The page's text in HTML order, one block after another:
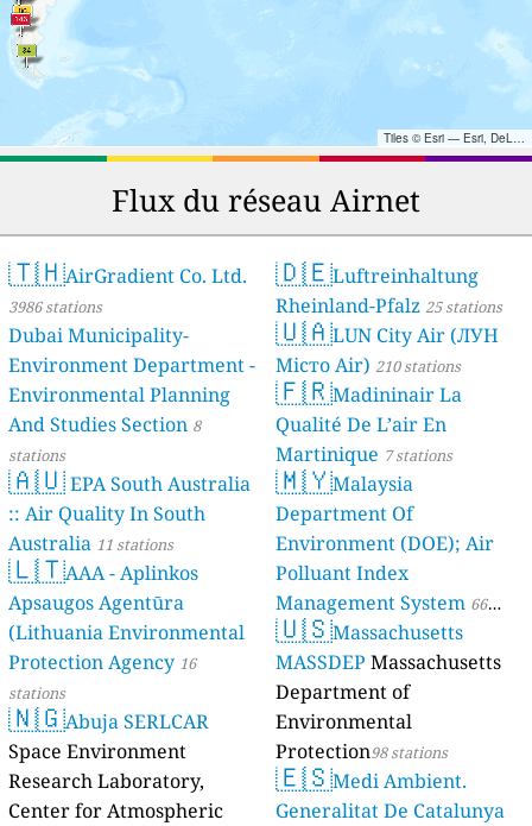
Tiles © Esri — Esri, DeLorme, NAVTEQ, TomTom, Intermap, iPC, USGS, FAO, NPS, NRCAN, GeoBase, Kadaster NL, Ordnance Survey, Esri Japan, METI, Esri China (Hong Kong), and the GIS User Community
Flux du réseau Airnet
🇹🇭AirGradient Co. Ltd.
3986 stations
Dubai Municipality-
Environment Department -
Environmental Planning
And Studies Section 8
stations
🇦🇺EPA South Australia
:: Air Quality In South
Australia 11 stations
🇱🇹AAA - Aplinkos
Apsaugos Agentūra
(Lithuania Environmental
Protection Agency 16
stations
🇳🇬Abuja SERLCAR
Space Environment
Research Laboratory,
Center for Atmospheric
🇩🇪Luftreinhaltung
Rheinland-Pfalz 25 stations
🇺🇦LUN City Air (ЛУН
Місто Air) 210 stations
🇫🇷Madininair La
Qualité De L’air En
Martinique 7 stations
🇲🇾Malaysia
Department Of
Environment (DOE); Air
Polluant Index
Management System 66
stations
🇺🇸Massachusetts
MASSDEP Massachusetts
Department of
Environmental
Protection98 stations
🇪🇸Medi Ambient.
Generalitat De Catalunya